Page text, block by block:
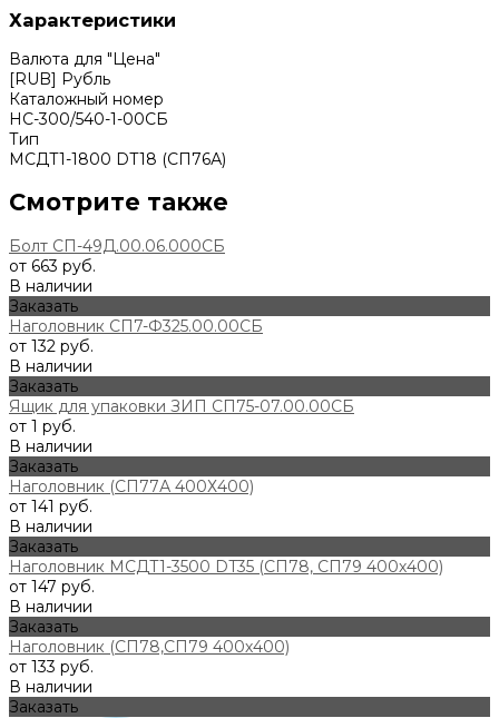
Характеристики
Валюта для "Цена"
[RUB] Рубль
Каталожный номер
НС-300/540-1-00СБ
Тип
МСДТ1-1800 DT18 (СП76А)
Смотрите также
Болт СП-49Д.00.06.000СБ
от 663 руб.
В наличии
Заказать
Наголовник СП7-Ф325.00.00СБ
от 132 руб.
В наличии
Заказать
Ящик для упаковки ЗИП СП75-07.00.00СБ
от 1 руб.
В наличии
Заказать
Наголовник (СП77А 400Х400)
от 141 руб.
В наличии
Заказать
Наголовник МСДТ1-3500 DT35 (СП78, СП79 400х400)
от 147 руб.
В наличии
Заказать
Наголовник (СП78,СП79 400х400)
от 133 руб.
В наличии
Заказать